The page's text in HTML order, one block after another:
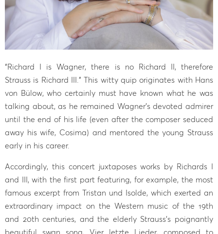
“Richard I is Wagner, there is no Richard II, therefore
Strauss is Richard III.” This witty quip originates with Hans
von Bülow, who certainly must have known what he was
talking about, as he remained Wagner’s devoted admirer
until the end of his life (even after the composer seduced
away his wife, Cosima) and mentored the young Strauss
early in his career.
Accordingly, this concert juxtaposes works by Richards I
and III, with the first part featuring, for example, the most
famous excerpt from Tristan und Isolde, which exerted an
extraordinary impact on the Western music of the 19th
and 20th centuries, and the elderly Strauss’s poignantly